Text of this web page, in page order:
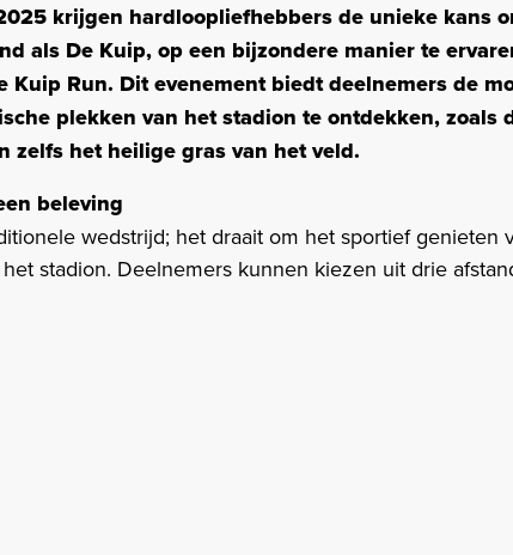
krijgen hardloopliefhebbers de unieke kans
als De Kuip, op een bijzondere manier te
Kuip Run. Dit evenement biedt deelnemers de
plekken van het stadion te ontdekken, zoals
zelfs het heilige gras van het veld.
beleving
wedstrijd; het draait om het sportief genieten
stadion. Deelnemers kunnen kiezen uit drie